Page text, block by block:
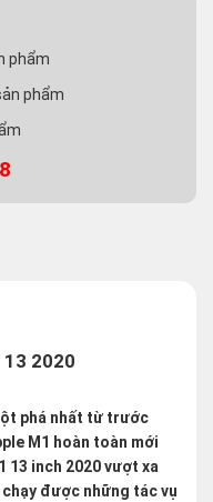
phẩm
phẩm
2020
phá nhất từ trước
M1 hoàn toàn mới
13 inch 2020 vượt xa
được những tác vụ